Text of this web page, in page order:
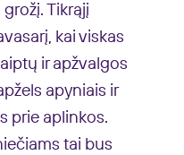
Tikrąjį
kai viskas
ir apžvalgos
apyniais ir
prie aplinkos.
tai bus